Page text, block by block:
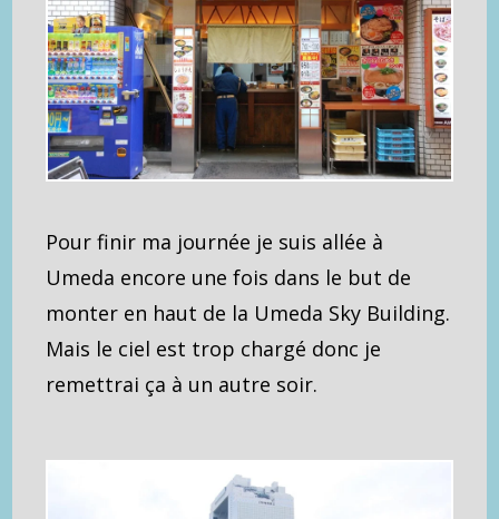
Pour finir ma journée je suis allée à
Umeda encore une fois dans le but de
monter en haut de la Umeda Sky Building.
Mais le ciel est trop chargé donc je
remettrai ça à un autre soir.